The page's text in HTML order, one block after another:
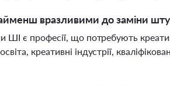
вразливими до заміни
є професії, що потребують
креативні індустрії,